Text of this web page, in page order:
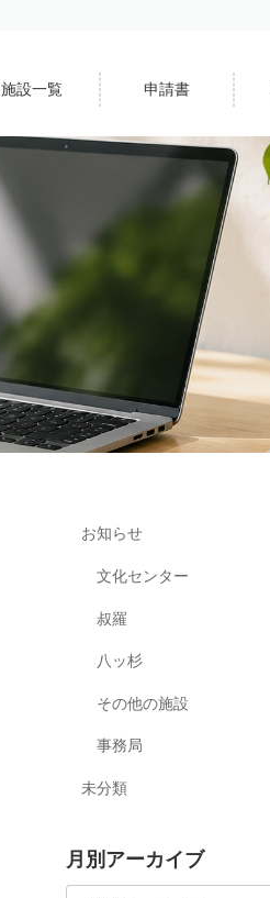
施設一覧 申請書
お知らせ
文化センター
叔羅
八ッ杉
その他の施設
事務局
未分類
月別アーカイブ